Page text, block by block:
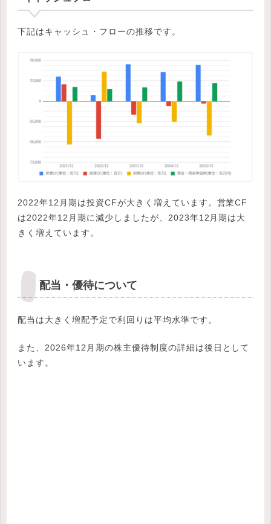
下記はキャッシュ・フローの推移です。
2022年12月期は投資CFが大きく増えています。営業CF
は2022年12月期に減少しましたが、2023年12月期は大
きく増えています。
配当・優待について
配当は大きく増配予定で利回りは平均水準です。
また、2026年12月期の株主優待制度の詳細は後日として
います。